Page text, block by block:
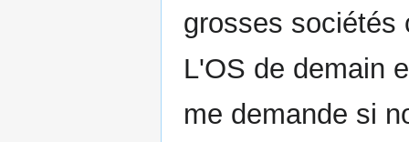
grosses sociétés
L'OS de demain
me demande si